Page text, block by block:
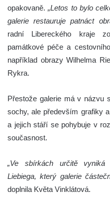
opakovaně.„Letos to bylo
galerie restauruje patnáct
radní Libereckého kraje
památkové péče a
například obrazy Wilhelma
Rykra.
Přestože galerie má v názvu
sochy, ale především grafiky
a jejich stáří se pohybuje v
současnost.
„Ve sbírkách určitě vyniká
Liebiega, který galerie
doplnila Květa Vinklátová.